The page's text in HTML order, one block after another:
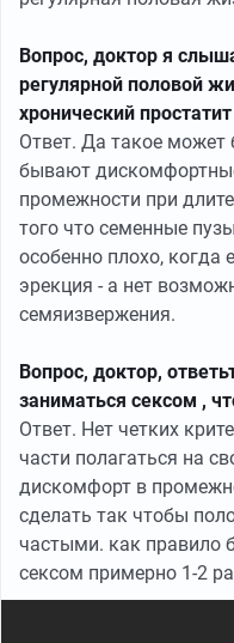
Вопрос, доктор я
регулярной половой
хронический
Ответ. Да такое может
бывают
промежности при
того что семенные
особенно плохо, когда
эрекция - а нет
семяизвержения.
Вопрос, доктор,
заниматься сексом ,
Ответ. Нет четких
части полагаться на
дискомфорт в
сделать так чтобы
частыми. как правило
сексом примерно 1-2